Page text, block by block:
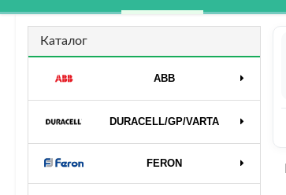
Каталог
ABB
DURAСELL/GP/VARTA
FERON